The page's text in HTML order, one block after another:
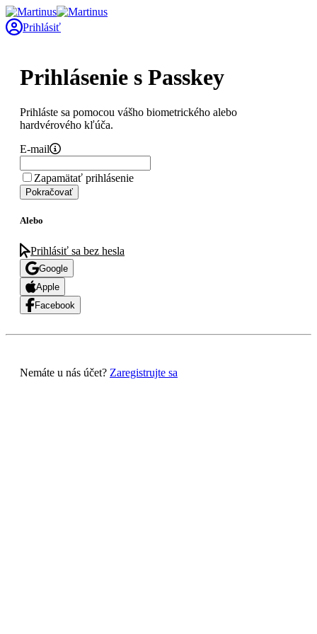
Prihlásiť
Prihlásenie s Passkey
Prihláste sa pomocou vášho biometrického alebo
hardvérového kľúča.
E-mail
Zapamätať prihlásenie
Pokračovať
Alebo
Prihlásiť sa bez hesla
Google
Apple
Facebook
Nemáte u nás účet? Zaregistrujte sa